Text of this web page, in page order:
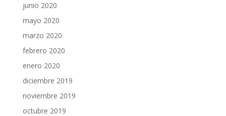
junio 2020
mayo 2020
marzo 2020
febrero 2020
enero 2020
diciembre 2019
noviembre 2019
octubre 2019